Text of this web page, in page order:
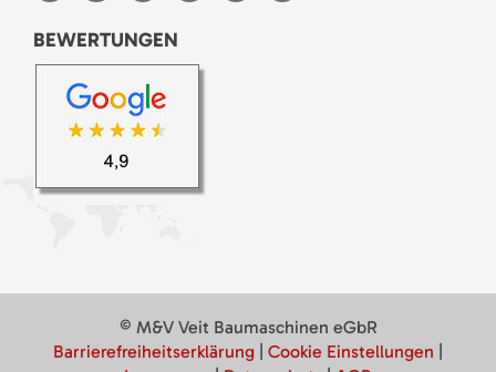
BEWERTUNGEN
© M&V Veit Baumaschinen eGbR
Barrierefreiheitserklärung
Cookie Einstellungen